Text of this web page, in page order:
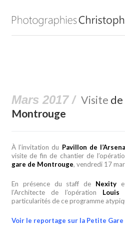
Mars 2017 / Visite de
Montrouge
À l’invitation du Pavillon de
visite de fin de chantier de
gare de Montrouge, vendredi 17
En présence du staff de Nexity
l’Architecte de l’opération Louis
particularités de ce programme
Voir le reportage sur la Petite